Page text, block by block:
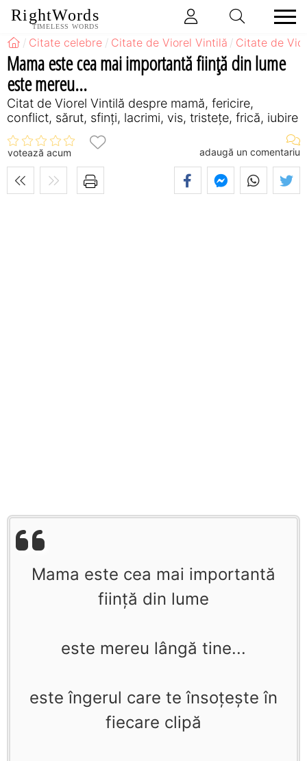
RightWords
TIMELESS WORDS
Citate celebre Citate de Viorel Vintilă Citate de
Mama este cea mai importantă fiinţă din lume
este mereu...
Citat de Viorel Vintilă despre mamă, fericire,
conflict, sărut, sfinți, lacrimi, vis, tristețe, frică, iubire
votează acum adaugă un comentariu
Mama este cea mai importantă
fiinţă din lume
este mereu lângă tine...
este îngerul care te însoţeşte în
fiecare clipă